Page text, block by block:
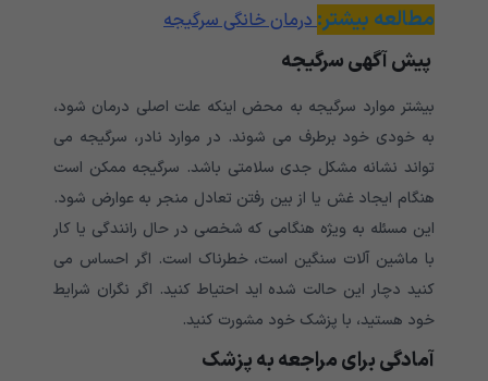
مطالعه بیشتر:درمان خانگی سرگیجه
پیش آگهی سرگیجه
بیشتر موارد سرگیجه به محض اینکه علت اصلی درمان شود،
به خودی خود برطرف می شوند. در موارد نادر، سرگیجه می
تواند نشانه مشکل جدی سلامتی باشد. سرگیجه ممکن است
هنگام ایجاد غش یا از بین رفتن تعادل منجر به عوارض شود.
این مسئله به ویژه هنگامی که شخصی در حال رانندگی یا کار
با ماشین آلات سنگین است، خطرناک است. اگر احساس می
کنید دچار این حالت شده اید احتیاط کنید. اگر نگران شرایط
خود هستید، با پزشک خود مشورت کنید.
آمادگی برای مراجعه به پزشک